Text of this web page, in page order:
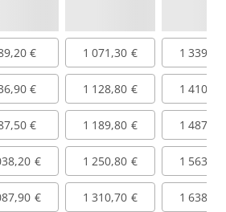
€ 1 071,30 € 1
€ 1 128,80 € 1
€ 1 189,80 € 1
€ 1 250,80 € 1
€ 1 310,70 € 1